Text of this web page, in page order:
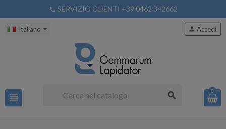
phone SERVIZIO CLIENTI +39 0462 342662
Italiano
view_headline search
person Accedi
0